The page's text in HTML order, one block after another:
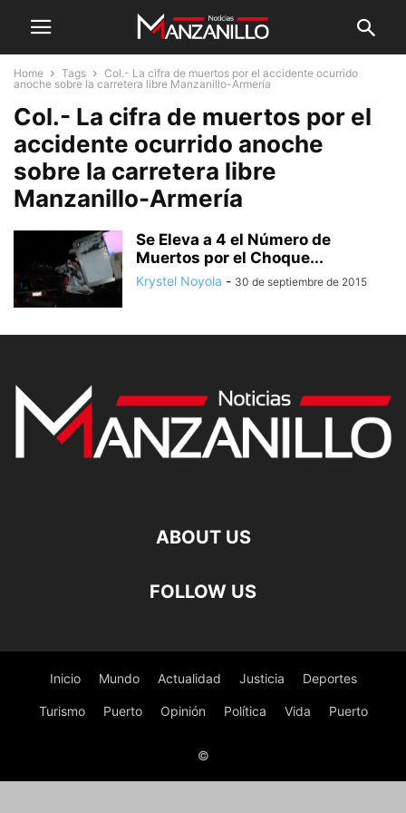
Home Tags
Col.- La cifra de muertos por el accidente ocurrido
anoche sobre la carretera libre Manzanillo-Armería
Col.- La cifra de muertos por el
accidente ocurrido anoche
sobre la carretera libre
Manzanillo-Armería
Se Eleva a 4 el Número de
Muertos por el Choque...
Krystel Noyola - 30 de septiembre de 2015
ABOUT US
FOLLOW US
Inicio Mundo Actualidad Justicia Deportes
Turismo Puerto Opinión Política Vida Puerto
©